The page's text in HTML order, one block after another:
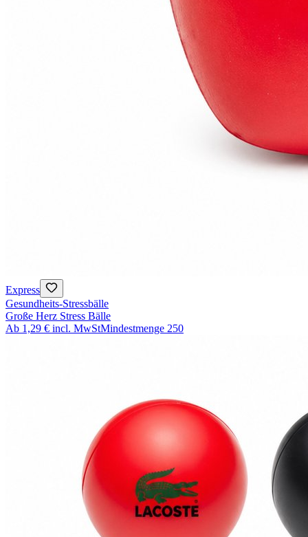
Express
Gesundheits-Stressbälle
Große Herz Stress Bälle
Ab 1,29 € incl. MwStMindestmenge 250